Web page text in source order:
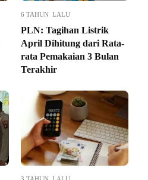
6 TAHUN LALU
PLN: Tagihan Listrik
April Dihitung dari Rata-
rata Pemakaian 3 Bulan
Terakhir